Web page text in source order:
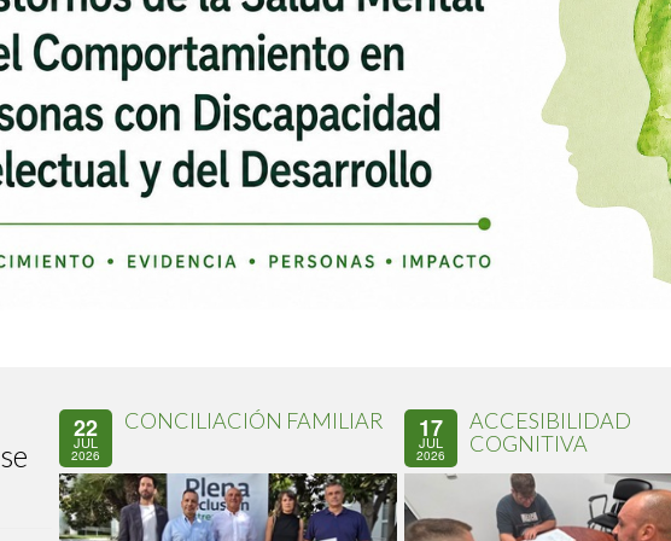
22
JUL
2026
CONCILIACIÓN FAMILIAR 17
JUL
2026
ACCESIBILIDAD
COGNITIVA